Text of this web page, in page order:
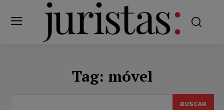
Tag: móvel
BUSCAR